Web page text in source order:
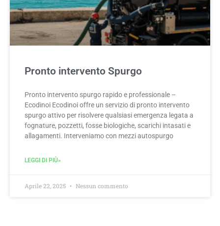
Pronto intervento Spurgo
Pronto intervento spurgo rapido e professionale –
Ecodinoi Ecodinoi offre un servizio di pronto intervento
spurgo attivo per risolvere qualsiasi emergenza legata a
fognature, pozzetti, fosse biologiche, scarichi intasati e
allagamenti. Interveniamo con mezzi autospurgo
LEGGI DI PIÙ»
Aprile 22, 2025 Nessun commento